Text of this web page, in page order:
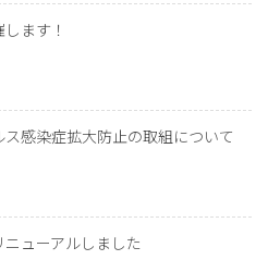
ます！
感染症拡大防止の取組について
ューアルしました